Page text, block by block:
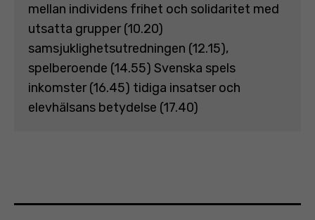
mellan individens frihet och solidaritet med
utsatta grupper (10.20)
samsjuklighetsutredningen (12.15),
spelberoende (14.55) Svenska spels
inkomster (16.45) tidiga insatser och
elevhälsans betydelse (17.40)